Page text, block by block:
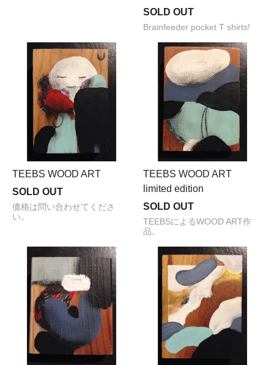
SOLD OUT
Brainfeeder pocket T shirts!
TEEBS WOOD ART
SOLD OUT
価格は問い合わせてくださ
い。
TEEBS WOOD ART
limited edition
SOLD OUT
TEEBSによるWOOD ART作
品。